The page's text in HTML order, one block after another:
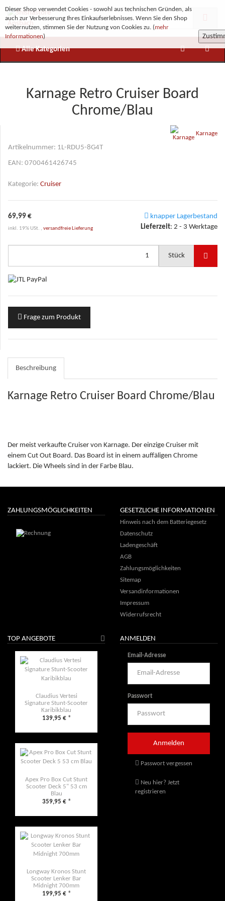
Alle Kategorien
Karnage Retro Cruiser Board
Chrome/Blau
Karnage
Artikelnummer: 1L-RDU5-8G4T
EAN: 0700461426745
Kategorie: Cruiser
69,99 €
inkl. 19% USt. , versandfreie Lieferung
knapper Lagerbestand
Lieferzeit: 2 - 3 Werktage
Stück
Frage zum Produkt
Beschreibung
Karnage Retro Cruiser Board Chrome/Blau
Der meist verkaufte Cruiser von Karnage. Der einzige Cruiser mit
einem Cut Out Board. Das Board ist in einem auffäligen Chrome
lackiert. Die Wheels sind in der Farbe Blau.
ZAHLUNGSMÖGLICHKEITEN GESETZLICHE INFORMATIONEN
Hinweis nach dem Batteriegesetz
Datenschutz
Ladengeschäft
AGB
Zahlungsmöglichkeiten
Sitemap
Versandinformationen
Impressum
Widerrufsrecht
TOP ANGEBOTE
Claudius Vertesi
Signature Stunt-Scooter
Karibikblau
139,95 € *
Apex Pro Box Cut Stunt
Scooter Deck 5" 53 cm
Blau
359,95 € *
Longway Kronos Stunt
Scooter Lenker Bar
Midnight 700mm
199,95 € *
ANMELDEN
Email-Adresse
Passwort
Passwort vergessen
Neu hier? Jetzt
registrieren
Dieser Shop verwendet Cookies - sowohl aus technischen Gründen, als
auch zur Verbesserung Ihres Einkaufserlebnisses. Wenn Sie den Shop
weiternutzen, stimmen Sie der Nutzung von Cookies zu. (mehr
Informationen)